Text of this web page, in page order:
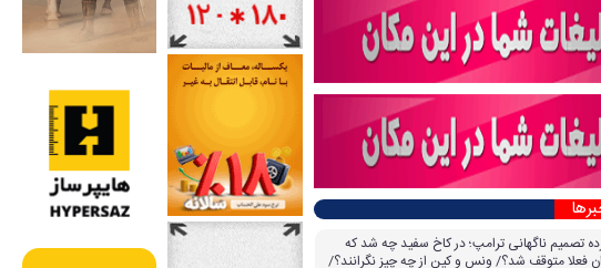
تصمیم ناگهانی ترامپ؛ در کاخ سفید چه شد که
فعلا متوقف شد؟/ ونس و کین از چه چیز نگرانند؟/